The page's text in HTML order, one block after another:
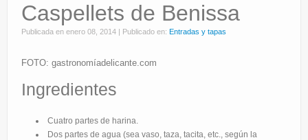
Vuestras recetas de hoy
La Paraeta
Eventos
Partners
Caspellets de Benissa
Publicada en enero 08, 2014 | Publicado en: Entradas y tapas
FOTO: gastronomíadelicante.com
Ingredientes
Cuatro partes de harina.
Dos partes de agua (sea vaso, taza, tacita, etc., según la